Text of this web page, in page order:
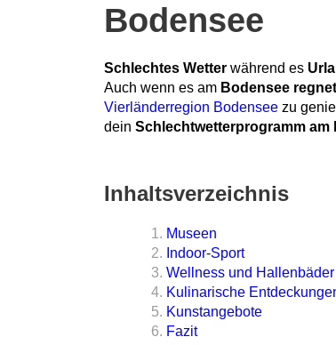
Bodensee
Schlechtes Wetter während es
Auch wenn es am Bodensee regnet
Vierländerregion Bodensee zu
dein Schlechtwetterprogramm am
Inhaltsverzeichnis
Museen
Indoor-Sport
Wellness und Hallenbäder
Kulinarische
Kunstangebote
Fazit